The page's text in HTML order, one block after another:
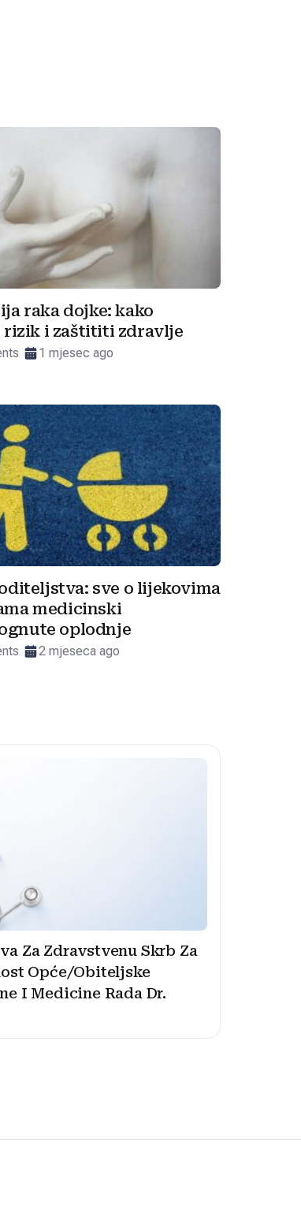
raka dojke: kako
rizik i zaštititi zdravlje
1 mjesec ago
sve o lijekovima
medicinski
oplodnje
2 mjeseca ago
Za Zdravstvenu Skrb Za
Opće/Obiteljske
I Medicine Rada Dr.